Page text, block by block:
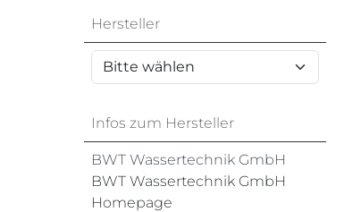
Hersteller
Infos zum Hersteller
BWT Wassertechnik GmbH
BWT Wassertechnik GmbH
Homepage